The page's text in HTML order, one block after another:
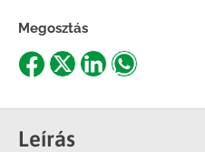
Megosztás
Share
Facebook
Share
X
ShareShare
Leírás